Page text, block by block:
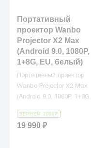
Портативный
проектор Wanbo
Projector X2 Max
(Android 9.0, 1080P,
1+8G, EU, белый)
Портативный проектор
Wanbo Projector X2 Max
(Android 9.0, 1080P, 1+8G,
ВЕРНЕМ 2000 ₽
19 990₽